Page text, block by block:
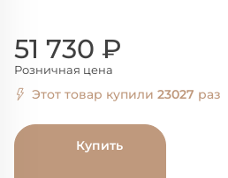
51 730 ₽
Розничная цена
Этот товар купили 23027 раз
Купить